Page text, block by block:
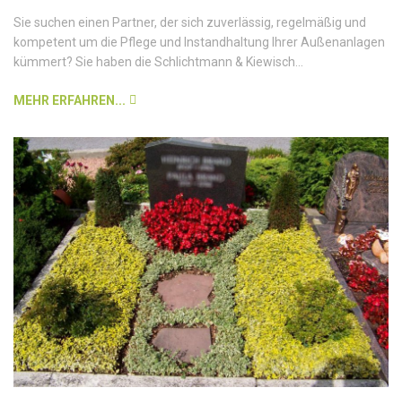
Sie suchen einen Partner, der sich zuverlässig, regelmäßig und
kompetent um die Pflege und Instandhaltung Ihrer Außenanlagen
kümmert? Sie haben die Schlichtmann & Kiewisch...
MEHR ERFAHREN...